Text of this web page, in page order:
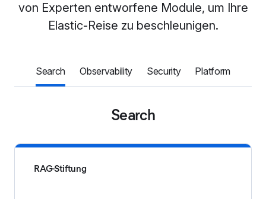
von Experten entworfene Module, um Ihre
Elastic-Reise zu beschleunigen.
Search Observability Security Platform
Search
RAG-Stiftung